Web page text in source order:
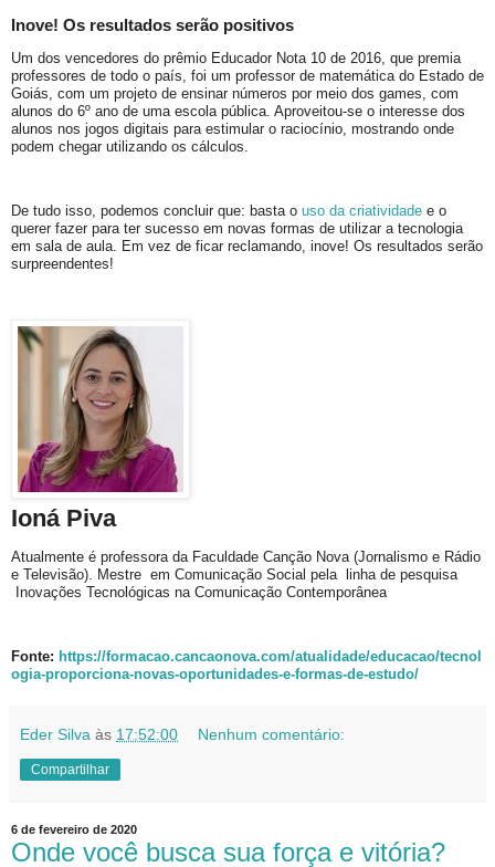
Inove! Os resultados serão positivos
Um dos vencedores do prêmio Educador Nota 10 de 2016, que premia
professores de todo o país, foi um professor de matemática do Estado de
Goiás, com um projeto de ensinar números por meio dos games, com
alunos do 6º ano de uma escola pública. Aproveitou-se o interesse dos
alunos nos jogos digitais para estimular o raciocínio, mostrando onde
podem chegar utilizando os cálculos.
De tudo isso, podemos concluir que: basta o uso da criatividade e o
querer fazer para ter sucesso em novas formas de utilizar a tecnologia
em sala de aula. Em vez de ficar reclamando, inove! Os resultados serão
surpreendentes!
Ioná Piva
Atualmente é professora da Faculdade Canção Nova (Jornalismo e Rádio
e Televisão). Mestre em Comunicação Social pela linha de pesquisa
Inovações Tecnológicas na Comunicação Contemporânea
Fonte: https://formacao.cancaonova.com/atualidade/educacao/tecnol
ogia-proporciona-novas-oportunidades-e-formas-de-estudo/
Eder Silva às 17:52:00 Nenhum comentário:
Compartilhar
6 de fevereiro de 2020
Onde você busca sua força e vitória?